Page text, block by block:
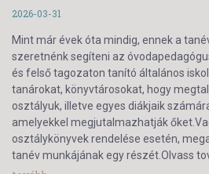
2026-03-31
Mint már évek óta mindig, ennek a
szeretnénk segíteni az
és felső tagozaton tanító általános
tanárokat, könyvtárosokat, hogy
osztályuk, illetve egyes diákjaik
amelyekkel megjutalmazhatják
osztálykönyvek rendelése esetén,
tanév munkájának egy részét.Olvass